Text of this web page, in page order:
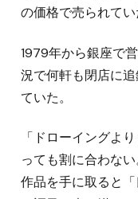
の価格で売られてい
1979年から銀座で
況で何軒も閉店に
ていた。
「ドローイングよ
っても割に合わな
作品を手に取ると